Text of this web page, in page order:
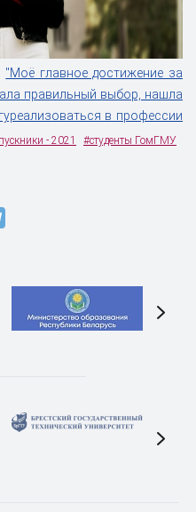
"Моё главное достижение за
правильный выбор, нашла
в профессии
- 2021 #студенты ГомГМУ